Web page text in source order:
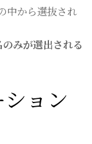
中から選抜され
のみが選出される
ョン